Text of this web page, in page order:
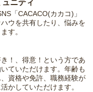
ニティ
「CACACO(カカコ)」
ウを共有したり、悩みを
す。
！、得意！という方であ
ていただけます。年齢も
資格や免許、職務経験が
かしていただけます。